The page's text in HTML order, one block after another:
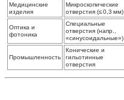
Медицинские
изделия
Микроскопические
отверстия (≤ 0,3 мм)
Оптика и
фотоника
Специальные
отверстия (напр.,
«синусоидальные»)
Промышленность
Конические и
гильотинные
отверстия